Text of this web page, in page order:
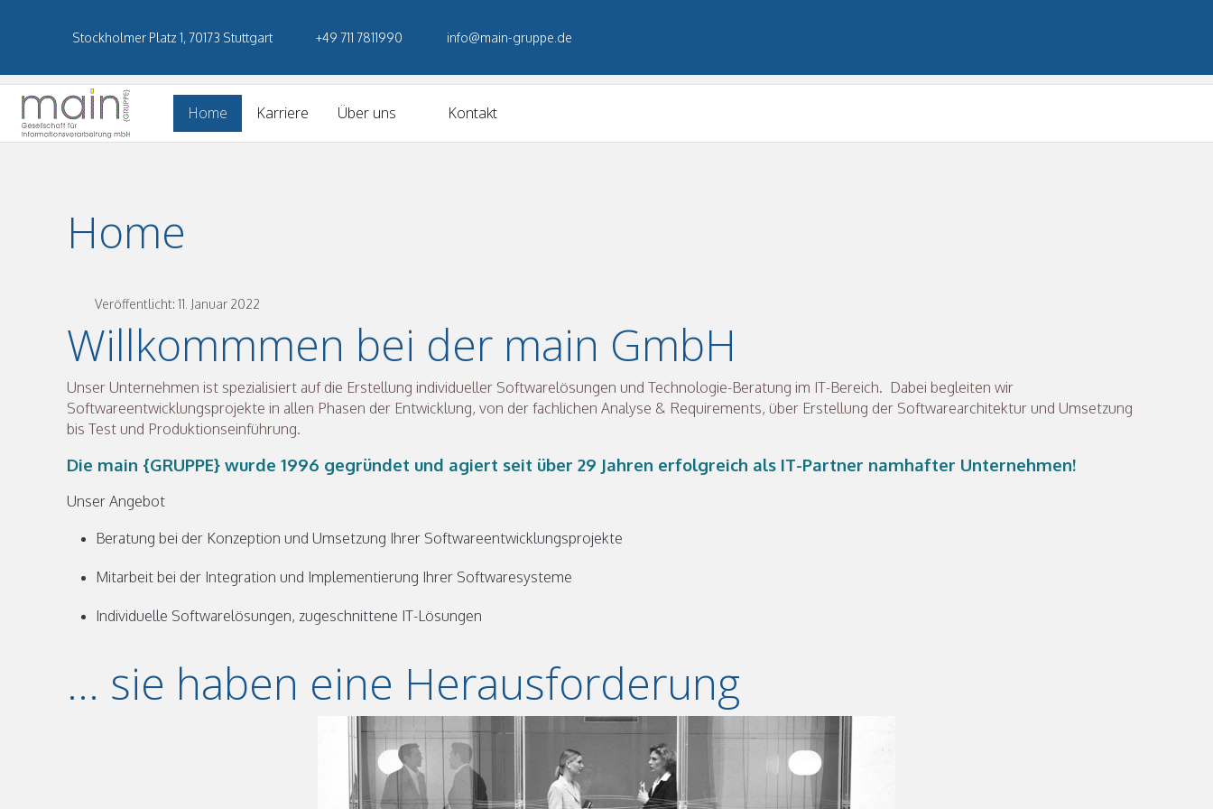
Stockholmer Platz 1, 70173 Stuttgart +49 711 7811990 info@main-gruppe.de
Home Karriere Über uns Kontakt
Home
Veröffentlicht: 11. Januar 2022
Willkommmen bei der main GmbH
Unser Unternehmen ist spezialisiert auf die Erstellung individueller Softwarelösungen und Technologie-Beratung im IT-Bereich. Dabei begleiten wir
Softwareentwicklungsprojekte in allen Phasen der Entwicklung, von der fachlichen Analyse & Requirements, über Erstellung der Softwarearchitektur und Umsetzung
bis Test und Produktionseinführung.
Die main {GRUPPE} wurde 1996 gegründet und agiert seit über 29 Jahren erfolgreich als IT-Partner namhafter Unternehmen!
Unser Angebot
Beratung bei der Konzeption und Umsetzung Ihrer Softwareentwicklungsprojekte
Mitarbeit bei der Integration und Implementierung Ihrer Softwaresysteme
Individuelle Softwarelösungen, zugeschnittene IT-Lösungen
... sie haben eine Herausforderung